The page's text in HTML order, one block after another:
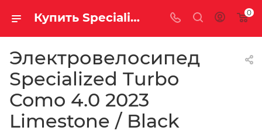
Купить Specialized Turbo Como 4.0 2023 Limestone / Black Reflective за рублей, а со скидкой 484 100 руб. 0
Электровелосипед
Specialized Turbo
Como 4.0 2023
Limestone / Black